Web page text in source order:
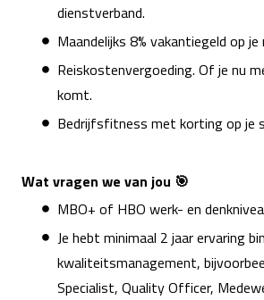
dienstverband.
Maandelijks 8% vakantiegeld op je
Reiskostenvergoeding. Of je nu
komt.
Bedrijfsfitness met korting op je
Wat vragen we van jou 🎯
MBO+ of HBO werk- en
Je hebt minimaal 2 jaar ervaring
kwaliteitsmanagement,
Specialist, Quality Officer,